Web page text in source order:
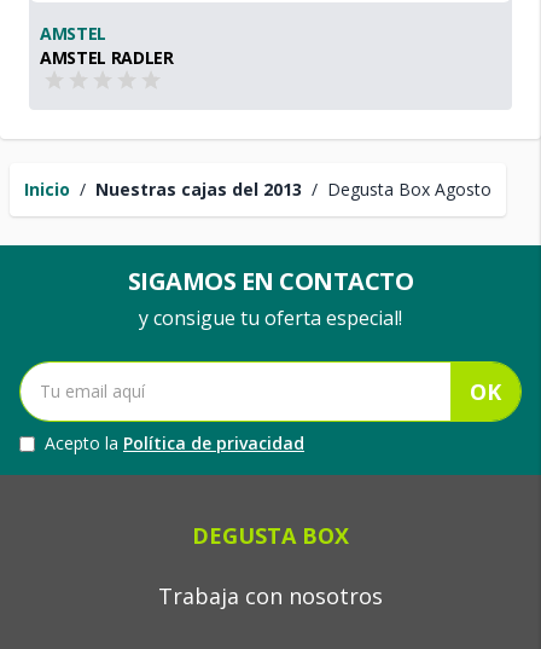
Inicio / Nuestras cajas del 2013 / Degusta Box Agosto
AMSTEL
AMSTEL RADLER
SIGAMOS EN CONTACTO
y consigue tu oferta especial!
OK
Acepto la Política de privacidad
DEGUSTA BOX
Trabaja con nosotros